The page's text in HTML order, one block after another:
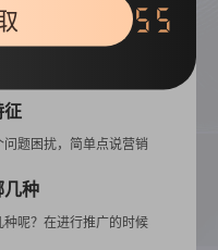
征
题困扰，简单点说营销
种
呢？在进行推广的时候
55